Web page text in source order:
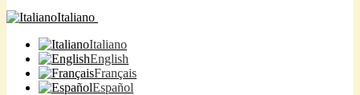
Italiano
Italiano
English
Français
Español